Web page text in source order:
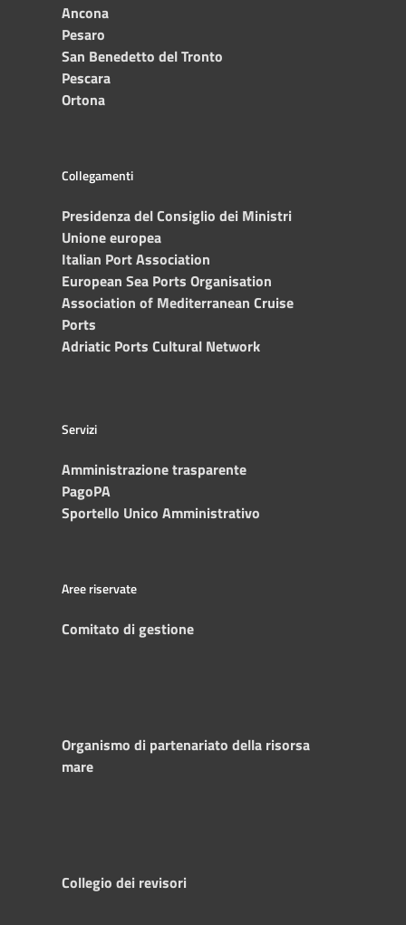
Ancona
Pesaro
San Benedetto del Tronto
Pescara
Ortona
Collegamenti
Presidenza del Consiglio dei Ministri
Unione europea
Italian Port Association
European Sea Ports Organisation
Association of Mediterranean Cruise
Ports
Adriatic Ports Cultural Network
Servizi
Amministrazione trasparente
PagoPA
Sportello Unico Amministrativo
Aree riservate
Comitato di gestione
Organismo di partenariato della risorsa
mare
Collegio dei revisori